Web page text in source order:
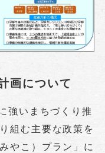
画について
強いまちづくり推
組む主要な政策を
やこ）プラン」に